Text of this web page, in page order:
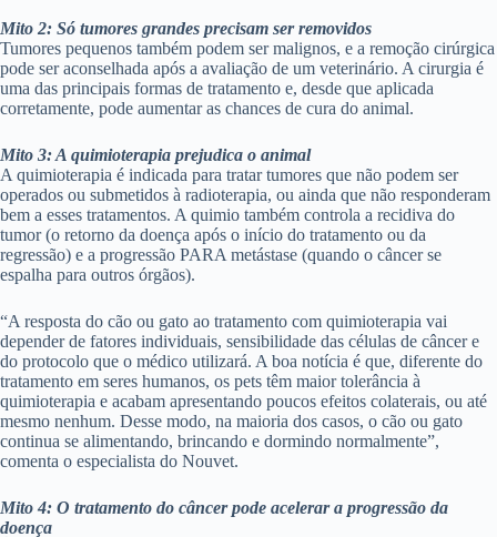
Mito 2: Só tumores grandes precisam ser removidos
Tumores pequenos também podem ser malignos, e a remoção cirúrgica
pode ser aconselhada após a avaliação de um veterinário. A cirurgia é
uma das principais formas de tratamento e, desde que aplicada
corretamente, pode aumentar as chances de cura do animal.
Mito 3: A quimioterapia prejudica o animal
A quimioterapia é indicada para tratar tumores que não podem ser
operados ou submetidos à radioterapia, ou ainda que não responderam
bem a esses tratamentos. A quimio também controla a recidiva do
tumor (o retorno da doença após o início do tratamento ou da
regressão) e a progressão PARA metástase (quando o câncer se
espalha para outros órgãos).
“A resposta do cão ou gato ao tratamento com quimioterapia vai
depender de fatores individuais, sensibilidade das células de câncer e
do protocolo que o médico utilizará. A boa notícia é que, diferente do
tratamento em seres humanos, os pets têm maior tolerância à
quimioterapia e acabam apresentando poucos efeitos colaterais, ou até
mesmo nenhum. Desse modo, na maioria dos casos, o cão ou gato
continua se alimentando, brincando e dormindo normalmente”,
comenta o especialista do Nouvet.
Mito 4: O tratamento do câncer pode acelerar a progressão da
doença